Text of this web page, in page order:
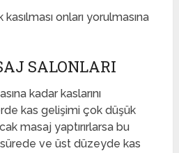
kasılması onları yorulmasına
SALONLARI
kadar kaslarını
kas gelişimi çok düşük
masaj yaptırırlarsa bu
ve üst düzeyde kas